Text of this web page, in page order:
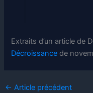
Extraits d’un article de
Décroissance de
← Article précédent